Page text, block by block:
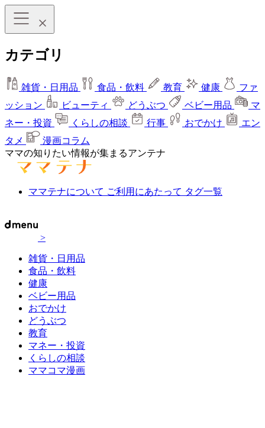
カテゴリ
雑貨・日用品 食品・飲料 教育 健康
ファ
ッション
ビューティ どうぶつ ベビー用品
マ
ネー・投資
くらしの相談 行事 おでかけ
エン
タメ
漫画コラム
ママの知りたい情報が集まるアンテナ
ママテナについて ご利用にあたって タグ一覧
>
雑貨・日用品
食品・飲料
健康
ベビー用品
おでかけ
どうぶつ
教育
マネー・投資
くらしの相談
ママコマ漫画